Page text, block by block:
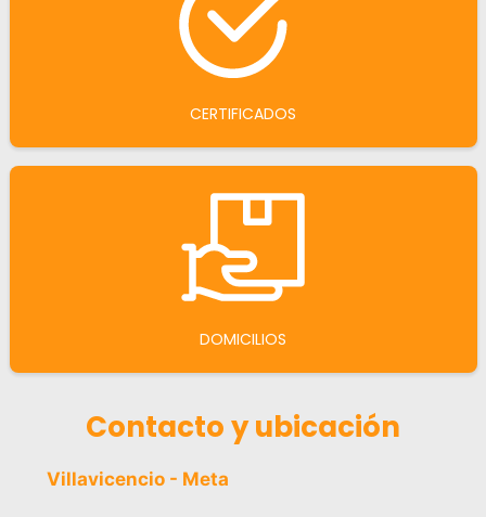
CERTIFICADOS
DOMICILIOS
Contacto y ubicación
Villavicencio - Meta